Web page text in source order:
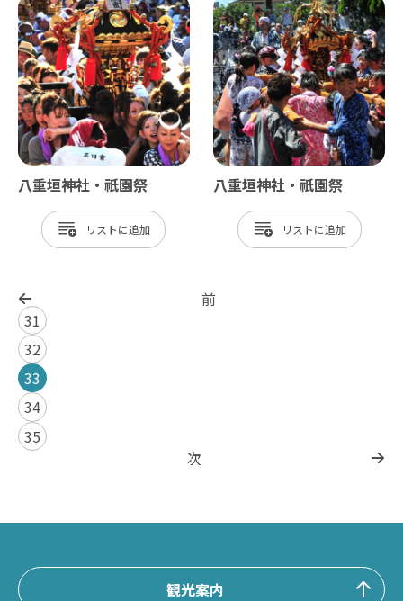
八重垣神社・祇園祭
リスト
八重垣神社・祇園祭
リスト
前
31
32
33
34
35
次
観光案内